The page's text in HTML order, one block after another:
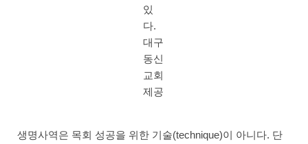
있
다.
대구
동신
교회
제공
생명사역은 목회 성공을 위한 기술(technique)이 아니다. 단